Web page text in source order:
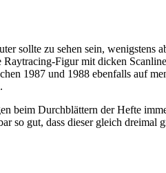
sollte zu sehen sein,
Figur mit dicken
1987 und 1988 ebenfalls auf
beim Durchblättern der Hefte
so gut, dass dieser gleich